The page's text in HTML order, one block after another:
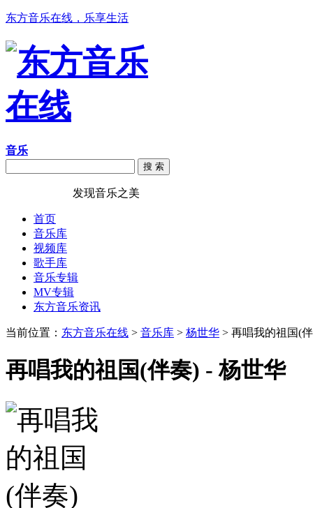
东方音乐在线，乐享生活
音乐
搜 索
发现音乐之美
首页
音乐库
视频库
歌手库
音乐专辑
MV专辑
东方音乐资讯
当前位置： 东方音乐在线 > 音乐库 > 杨世华 > 再唱我的祖国(
再唱我的祖国(伴奏) - 杨世华